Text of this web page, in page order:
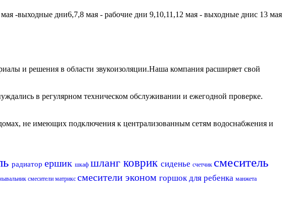
-выходные дни6,7,8 мая - рабочие дни 9,10,11,12 мая - выходные днис 13 мая
и решения в области звукоизоляции.Наша компания расширяет свой
в регулярном техническом обслуживании и ежегодной проверке.
не имеющих подключения к централизованным сетям водоснабжения и
радиатор ершик шкаф шланг коврик сиденье счетчик смеситель
смесители матрикс смесители эконом горшок для ребенка манжета